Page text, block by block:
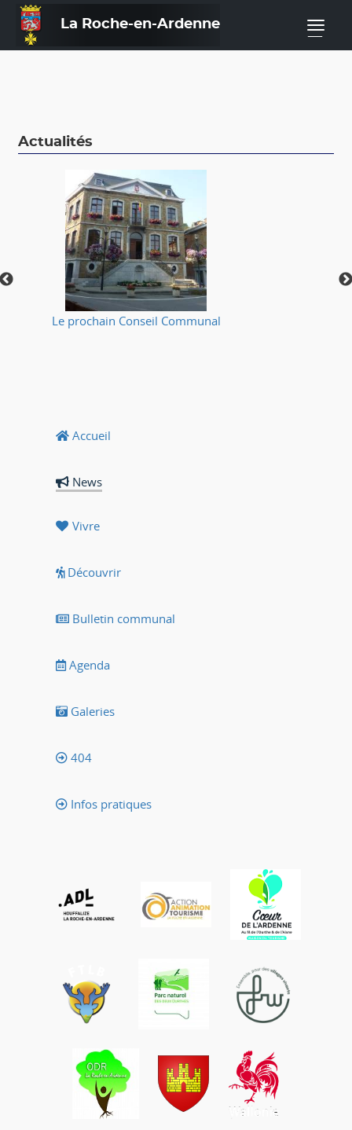
La Roche-en-Ardenne —
Actualités
Le prochain Conseil Communal
Accueil
News
Vivre
Découvrir
Bulletin communal
Agenda
Galeries
404
Infos pratiques